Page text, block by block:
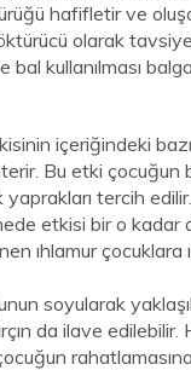
hafifletir ve
olarak
kullanılması
içeriğindeki
Bu etki çocuğun
tercih
etkisi bir o kadar
ıhlamur çocuklara
soyularak
da ilave edilebilir.